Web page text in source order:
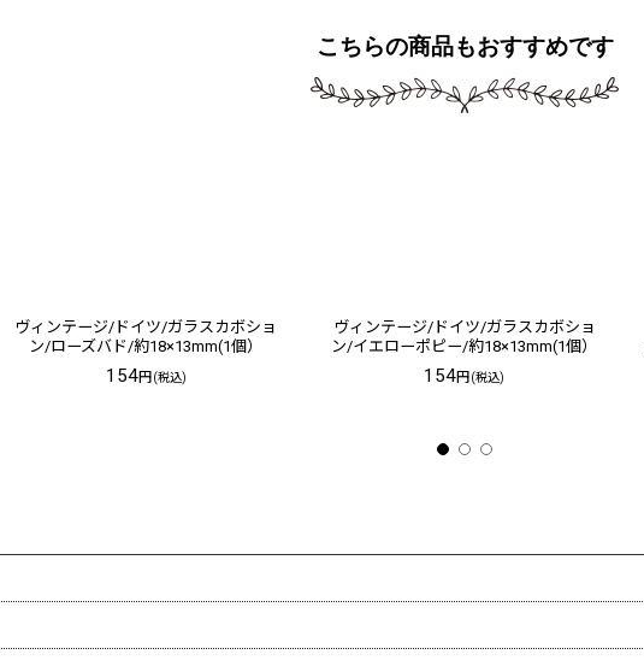
こちらの商品もおすすめです
ヴィンテージ/ドイツ/ガラスカボショ
ン/ローズバド/約18×13mm(1個）
154円(税込)
ヴィンテージ/ドイツ/ガラスカボショ
ン/イエローポピー/約18×13mm(1個）
154円(税込)